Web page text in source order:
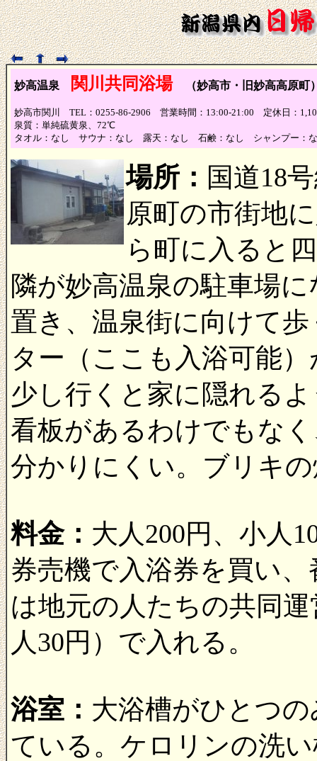
妙高温泉 関川共同浴場 （妙高市・旧妙高高原
妙高市関川 TEL：0255-86-2906 営業時間：13:00-21:00 定休日：
泉質：単純硫黄泉、72℃
タオル：なし サウナ：なし 露天：なし 石鹸：なし シャンプー：
場所： 国道18
原町の市街地
ら町に入ると
隣が妙高温泉の駐車場
置き、温泉街に向けて
ター（ここも入浴可能
少し行くと家に隠れる
看板があるわけでもな
分かりにくい。ブリキ
料金： 大人200円、小人
券売機で入浴券を買い
は地元の人たちの共同
人30円）で入れる。
浴室： 大浴槽がひとつ
ている。ケロリンの洗